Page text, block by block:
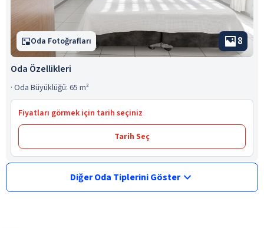
Oda Fotoğrafları 8
Oda Özellikleri
· Oda Büyüklüğü: 65 m²
Fiyatları görmek için tarih seçiniz
Tarih Seç
Diğer Oda Tiplerini Göster